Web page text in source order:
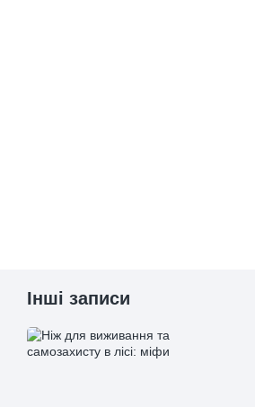
Інші записи